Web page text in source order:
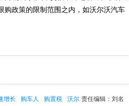
购政策的限制范围之内，如沃尔沃汽车
责任编辑：刘名
增长 购车人 购置税
沃尔